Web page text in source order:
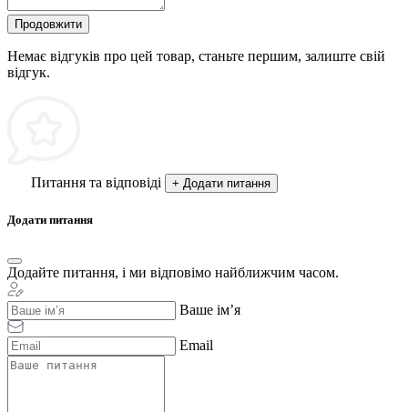
Продовжити
Немає відгуків про цей товар, станьте першим, залиште свій
відгук.
Питання та відповіді + Додати питання
Додати питання
Додайте питання, і ми відповімо найближчим часом.
Ваше ім’я
Email